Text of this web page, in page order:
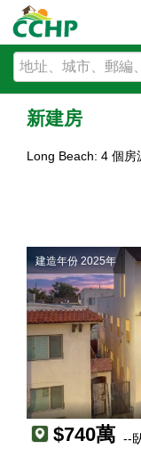
新建房
Long Beach: 4 個房
建造年份 2025年
$740萬 --